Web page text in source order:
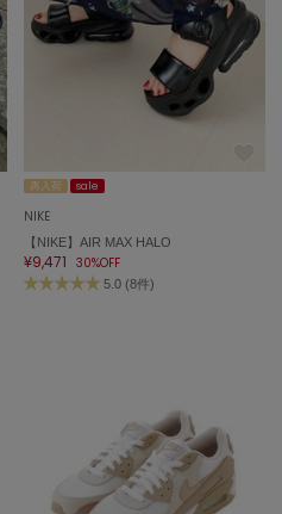
再入荷 sale
NIKE
【NIKE】AIR MAX HALO
¥9,471 30%OFF
5.0 (8件)